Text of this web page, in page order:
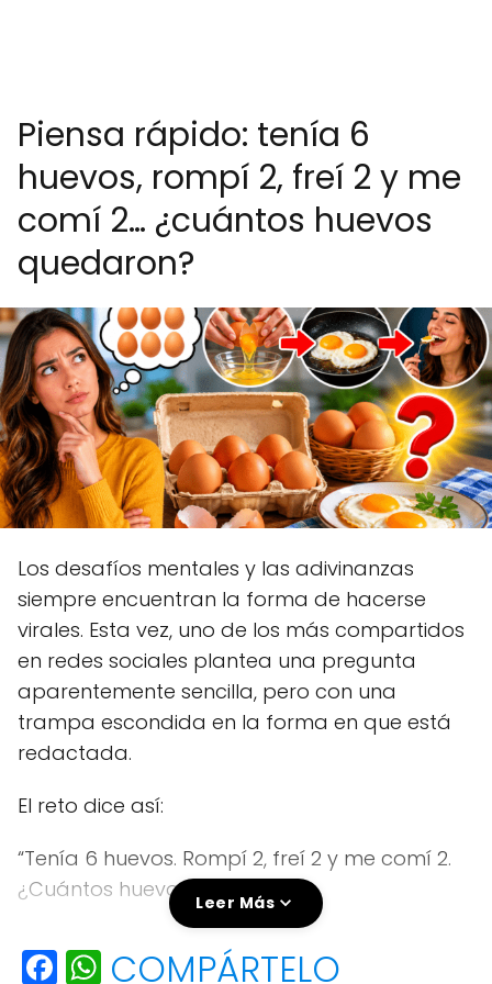
Piensa rápido: tenía 6
huevos, rompí 2, freí 2 y me
comí 2… ¿cuántos huevos
quedaron?
Los desafíos mentales y las adivinanzas
siempre encuentran la forma de hacerse
virales. Esta vez, uno de los más compartidos
en redes sociales plantea una pregunta
aparentemente sencilla, pero con una
trampa escondida en la forma en que está
redactada.
El reto dice así:
“Tenía 6 huevos. Rompí 2, freí 2 y me comí 2.
¿Cuántos huevos quedaron?”
0, pensando que las acciones ocurren por
Leer Más
F W
COMPÁRTELO